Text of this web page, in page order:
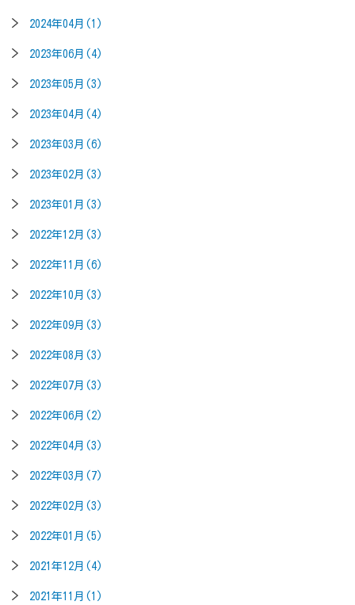
2024年04月(1)
2023年06月(4)
2023年05月(3)
2023年04月(4)
2023年03月(6)
2023年02月(3)
2023年01月(3)
2022年12月(3)
2022年11月(6)
2022年10月(3)
2022年09月(3)
2022年08月(3)
2022年07月(3)
2022年06月(2)
2022年04月(3)
2022年03月(7)
2022年02月(3)
2022年01月(5)
2021年12月(4)
2021年11月(1)